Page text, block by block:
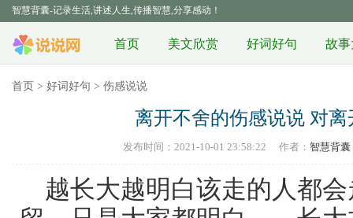
智慧背囊-记录生活,讲述人生,传播智慧,分享感动！
首页 美文欣赏 好词好句 故
首页 > 好词好句 > 伤感说说
离开不舍的伤感说说 对
发布时间：2021-10-01 23:58:22 作者： 智慧背囊
越长大越明白该走的人都